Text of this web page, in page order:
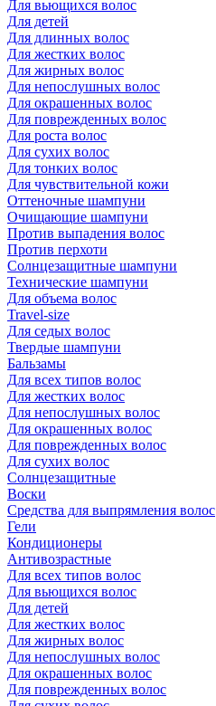
Для вьющихся волос
Для детей
Для длинных волос
Для жестких волос
Для жирных волос
Для непослушных волос
Для окрашенных волос
Для поврежденных волос
Для роста волос
Для сухих волос
Для тонких волос
Для чувствительной кожи
Оттеночные шампуни
Очищающие шампуни
Против выпадения волос
Против перхоти
Солнцезащитные шампуни
Технические шампуни
Для объема волос
Travel-size
Для седых волос
Твердые шампуни
Бальзамы
Для всех типов волос
Для жестких волос
Для непослушных волос
Для окрашенных волос
Для поврежденных волос
Для сухих волос
Солнцезащитные
Воски
Средства для выпрямления волос
Гели
Кондиционеры
Антивозрастные
Для всех типов волос
Для вьющихся волос
Для детей
Для жестких волос
Для жирных волос
Для непослушных волос
Для окрашенных волос
Для поврежденных волос